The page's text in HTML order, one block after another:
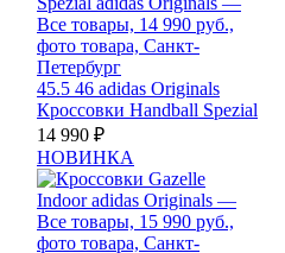
45.5 46 adidas Originals
Кроссовки Handball Spezial
14 990 ₽
НОВИНКА